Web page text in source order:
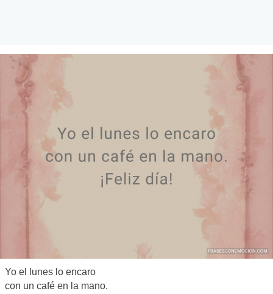
Yo el lunes lo encaro
con un café en la mano.